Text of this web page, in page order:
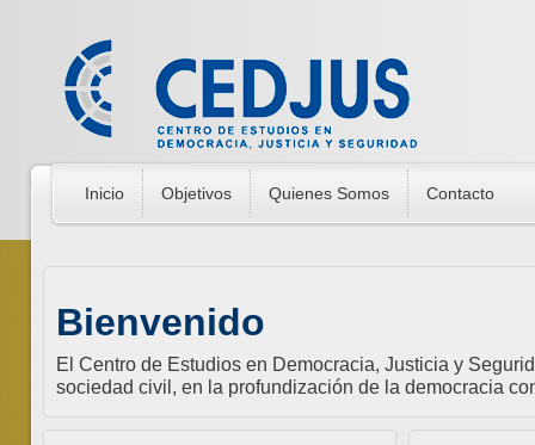
Inicio Objetivos Quienes Somos Contacto
Bienvenido
El Centro de Estudios en Democracia, Justicia y
sociedad civil, en la profundización de la democracia